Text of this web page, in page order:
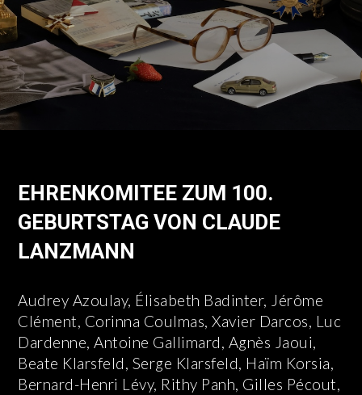
EHRENKOMITEE ZUM 100.
GEBURTSTAG VON CLAUDE
LANZMANN
Audrey Azoulay, Élisabeth Badinter, Jérôme
Clément, Corinna Coulmas, Xavier Darcos, Luc
Dardenne, Antoine Gallimard, Agnès Jaoui,
Beate Klarsfeld, Serge Klarsfeld, Haïm Korsia,
Bernard-Henri Lévy, Rithy Panh, Gilles Pécout,